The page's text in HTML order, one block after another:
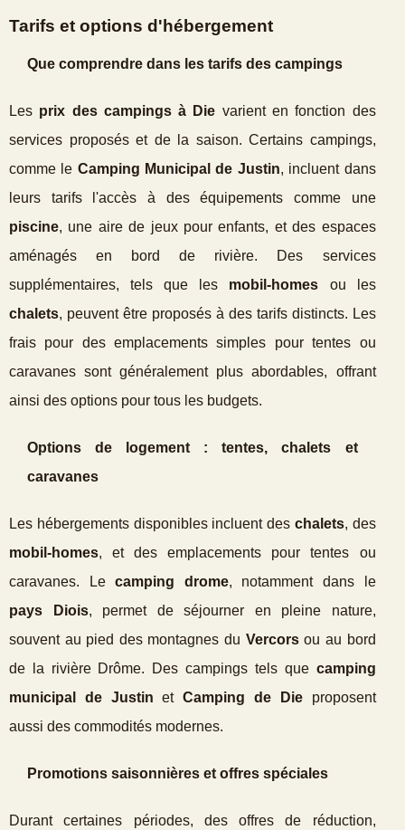
Tarifs et options d'hébergement
Que comprendre dans les tarifs des campings
Les prix des campings à Die varient en fonction des
services proposés et de la saison. Certains campings,
comme le Camping Municipal de Justin, incluent dans
leurs tarifs l'accès à des équipements comme une
piscine, une aire de jeux pour enfants, et des espaces
aménagés en bord de rivière. Des services
supplémentaires, tels que les mobil-homes ou les
chalets, peuvent être proposés à des tarifs distincts. Les
frais pour des emplacements simples pour tentes ou
caravanes sont généralement plus abordables, offrant
ainsi des options pour tous les budgets.
Options de logement : tentes, chalets et
caravanes
Les hébergements disponibles incluent des chalets, des
mobil-homes, et des emplacements pour tentes ou
caravanes. Lecamping drome, notamment dans le
pays Diois, permet de séjourner en pleine nature,
souvent au pied des montagnes du Vercorsou au bord
de la rivière Drôme. Des campings tels que camping
municipal de Justin etCamping de Dieproposent
aussi des commodités modernes.
Promotions saisonnières et offres spéciales
Durant certaines périodes, des offres de réduction,